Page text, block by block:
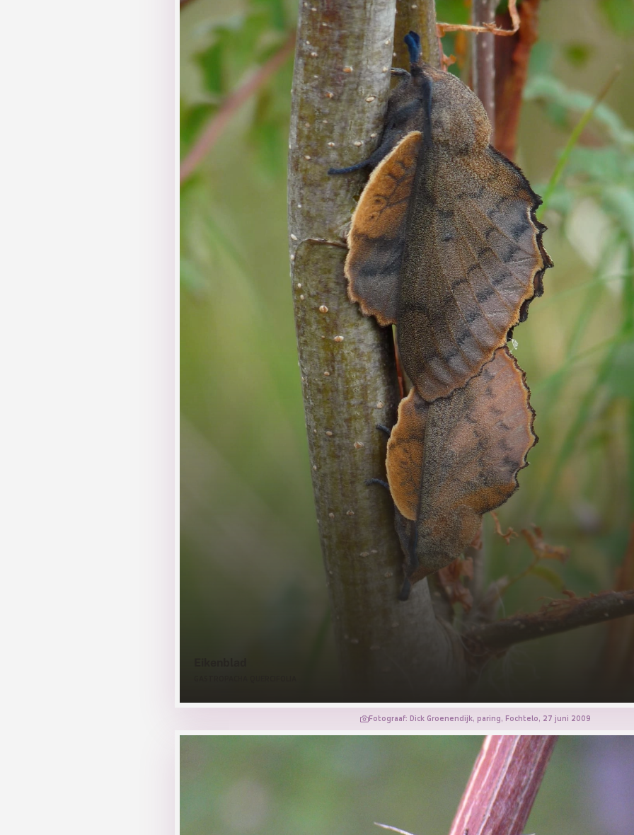
Fotograaf: Dick Groenendijk, paring, Fochtelo, 27 juni 2009